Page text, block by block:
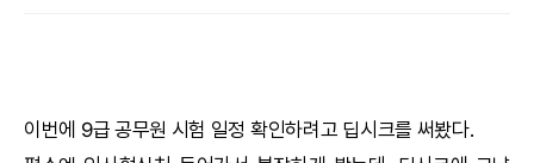
이번에 9급 공무원 시험 일정 확인하려고 딥시크를 써봤다.